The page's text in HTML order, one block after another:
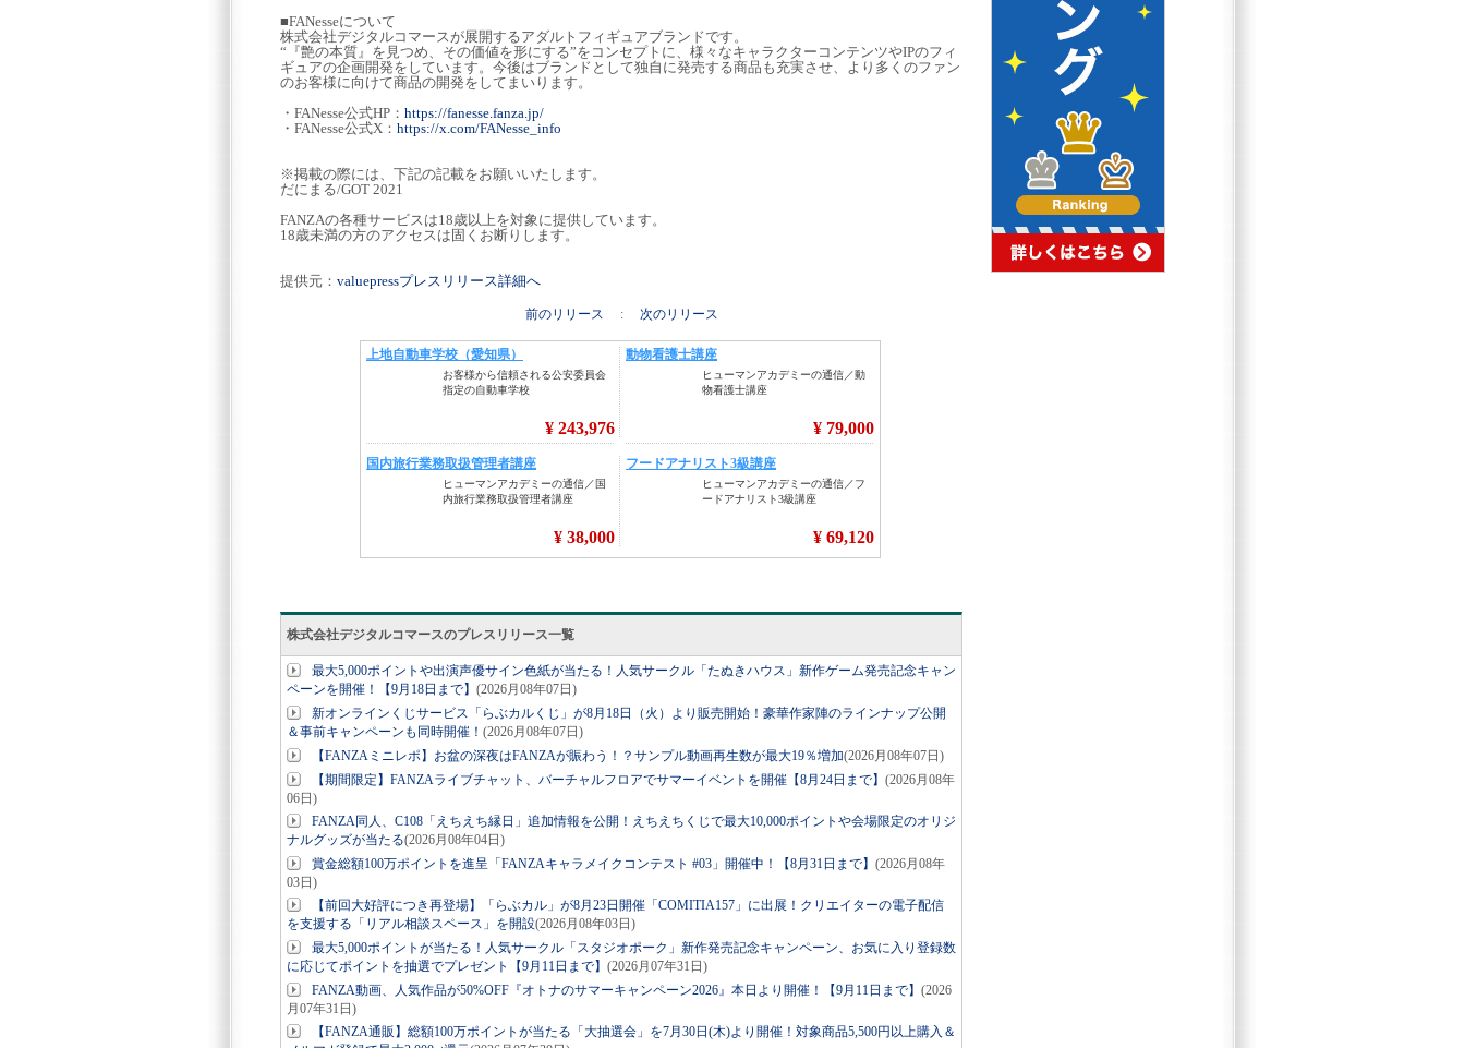
■FANesseについて
株式会社デジタルコマースが展開するアダルトフィギュアブランドです。
“『艶の本質』を見つめ、その価値を形にする”をコンセプトに、様々なキャラクターコンテンツやIPのフィ
ギュアの企画開発をしています。今後はブランドとして独自に発売する商品も充実させ、より多くのファン
のお客様に向けて商品の開発をしてまいります。
・FANesse公式HP： https://fanesse.fanza.jp/
・FANesse公式X： https://x.com/FANesse_info
※掲載の際には、下記の記載をお願いいたします。
だにまる/GOT 2021
FANZAの各種サービスは18歳以上を対象に提供しています。
18歳未満の方のアクセスは固くお断りします。
提供元： valuepressプレスリリース詳細へ
前のリリース : 次のリリース
株式会社デジタルコマースのプレスリリース一覧
最大5,000ポイントや出演声優サイン色紙が当たる！人気サークル「たぬきハウス」新作ゲーム発売記念キャン
ペーンを開催！【9月18日まで】 (2026月08年07日)
新オンラインくじサービス「らぶカルくじ」が8月18日（火）より販売開始！豪華作家陣のラインナップ公開
＆事前キャンペーンも同時開催！ (2026月08年07日)
【FANZAミニレポ】お盆の深夜はFANZAが賑わう！？サンプル動画再生数が最大19％増加(2026月08年07日)
【期間限定】FANZAライブチャット、バーチャルフロアでサマーイベントを開催【8月24日まで】 (2026月08年
06日)
FANZA同人、C108「えちえち縁日」追加情報を公開！えちえちくじで最大10,000ポイントや会場限定のオリジ
ナルグッズが当たる(2026月08年04日)
賞金総額100万ポイントを進呈「FANZAキャラメイクコンテスト #03」開催中！【8月31日まで】 (2026月08年
03日)
【前回大好評につき再登場】「らぶカル」が8月23日開催「COMITIA157」に出展！クリエイターの電子配信
を支援する「リアル相談スペース」を開設(2026月08年03日)
最大5,000ポイントが当たる！人気サークル「スタジオポーク」新作発売記念キャンペーン、お気に入り登録数
に応じてポイントを抽選でプレゼント【9月11日まで】 (2026月07年31日)
FANZA動画、人気作品が50%OFF『オトナのサマーキャンペーン2026』本日より開催！【9月11日まで】 (2026
月07年31日)
【FANZA通販】総額100万ポイントが当たる「大抽選会」を7月30日(木)より開催！対象商品5,500円以上購入＆